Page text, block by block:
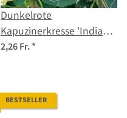
Dunkelrote
Kapuzinerkresse 'Indian
Chief' (Tropaeolum
2,26 Fr.*
BESTSELLER